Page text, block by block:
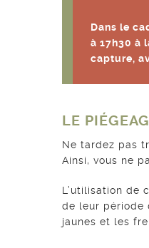
Dans le
à 17h30 à
capture,
LE
Ne tardez pas
Ainsi, vous ne
L’utilisation de
de leur période
jaunes et les